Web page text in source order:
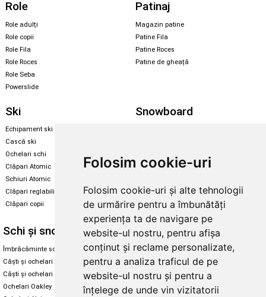
Folosim cookie-uri
Folosim cookie-uri și alte tehnologii
de urmărire pentru a îmbunătăți
experiența ta de navigare pe
website-ul nostru, pentru afișa
conținut și reclame personalizate,
pentru a analiza traficul de pe
website-ul nostru și pentru a
înțelege de unde vin vizitatorii
Role
Role adulți
Role copii
Role Fila
Role Roces
Role Seba
Powerslide
Patinaj
Magazin patine
Patine Fila
Patine Roces
Patine de gheață
Ski
Echipament ski
Cască ski
Ochelari schi
Clăpari Atomic
Schiuri Atomic
Clăpari reglabili
Clăpari copii
Snowboard
Santa Cruz
Enuff Skateboards
Schi și snowboard
Îmbrăcăminte schi și snowboard
Căști și ochelari de iarnă
Căști și ochelari Alpina
Ochelari Oakley
Diverse
Cum aleg rolele
Cum aleg ochelarii
Ochelari de soare Oakley
Ochelari de soare Alpina